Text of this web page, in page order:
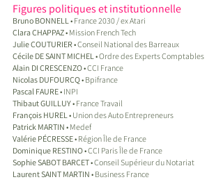
Figures politiques et institutionnelle
Bruno BONNELL • France 2030 / ex Atari
Clara CHAPPAZ • Mission French Tech
Julie COUTURIER • Conseil National des Barreaux
Cécile DE SAINT MICHEL • Ordre des Experts Comptables
Alain DI CRESCENZO • CCI France
Nicolas DUFOURCQ • Bpifrance
Pascal FAURE • INPI
Thibaut GUILLUY • France Travail
François HUREL • Union des Auto Entrepreneurs
Patrick MARTIN • Medef
Valérie PÉCRESSE • Région Île de France
Dominique RESTINO • CCI Paris Île de France
Sophie SABOT BARCET • Conseil Supérieur du Notariat
Laurent SAINT MARTIN • Business France